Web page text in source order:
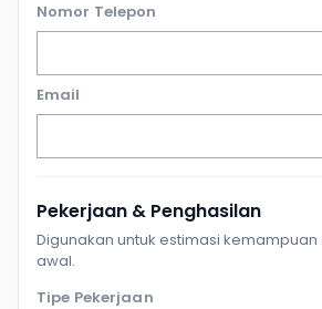
Nomor Telepon
Email
Pekerjaan & Penghasilan
Digunakan untuk estimasi
awal.
Tipe Pekerjaan